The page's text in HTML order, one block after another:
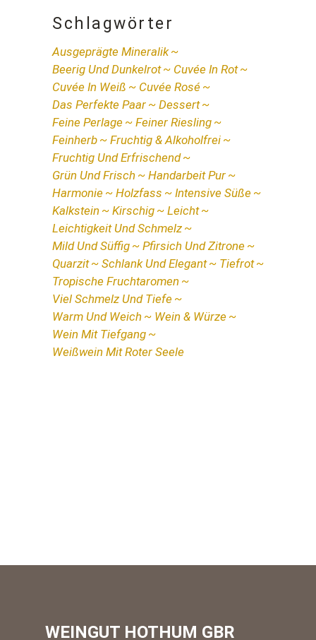
Schlagwörter
Ausgeprägte Mineralik
Beerig Und Dunkelrot
Cuvée In Rot
Cuvée In Weiß
Cuvée Rosé
Das Perfekte Paar
Dessert
Feine Perlage
Feiner Riesling
Feinherb
Fruchtig & Alkoholfrei
Fruchtig Und Erfrischend
Grün Und Frisch
Handarbeit Pur
Harmonie
Holzfass
Intensive Süße
Kalkstein
Kirschig
Leicht
Leichtigkeit Und Schmelz
Mild Und Süffig
Pfirsich Und Zitrone
Quarzit
Schlank Und Elegant
Tiefrot
Tropische Fruchtaromen
Viel Schmelz Und Tiefe
Warm Und Weich
Wein & Würze
Wein Mit Tiefgang
Weißwein Mit Roter Seele
WEINGUT HOTHUM GBR